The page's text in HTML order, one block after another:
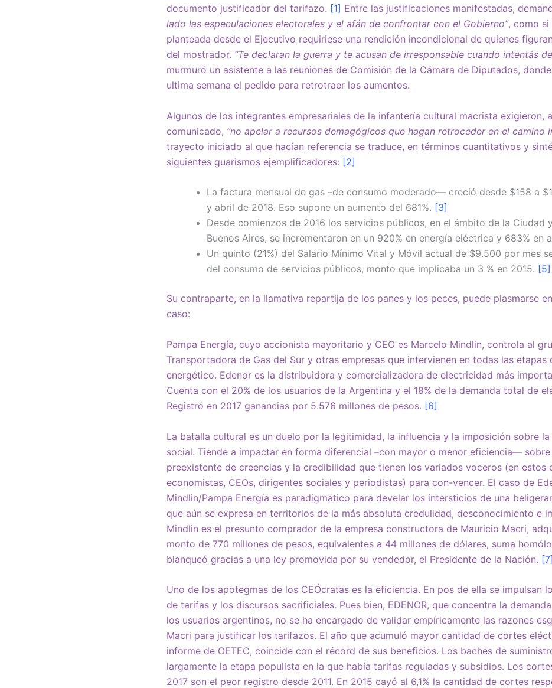
documento justificador del tarifazo. [1] Entre las justificaciones manifestadas,
lado las especulaciones electorales y el afán de confrontar con el Gobierno”, como si
planteada desde el Ejecutivo requiriese una rendición incondicional de quienes
del mostrador. “Te declaran la guerra y te acusan de irresponsable cuando intentás
murmuró un asistente a las reuniones de Comisión de la Cámara de Diputados,
ultima semana el pedido para retrotraer los aumentos.
Algunos de los integrantes empresariales de la infantería cultural macrista exigieron,
comunicado, “no apelar a recursos demagógicos que hagan retroceder en el camino
trayecto iniciado al que hacían referencia se traduce, en términos cuantitativos y
siguientes guarismos ejemplificadores: [2]
La factura mensual de gas –de consumo moderado— creció desde $158 a
y abril de 2018. Eso supone un aumento del 681%. [3]
Desde comienzos de 2016 los servicios públicos, en el ámbito de la Ciudad
Buenos Aires, se incrementaron en un 920% en energía eléctrica y 683% en
Un quinto (21%) del Salario Mínimo Vital y Móvil actual de $9.500 por mes
del consumo de servicios públicos, monto que implicaba un 3 % en 2015. [5]
Su contraparte, en la llamativa repartija de los panes y los peces, puede plasmarse
caso:
Pampa Energía, cuyo accionista mayoritario y CEO es Marcelo Mindlin, controla al
Transportadora de Gas del Sur y otras empresas que intervienen en todas las etapas
energético. Edenor es la distribuidora y comercializadora de electricidad más
Cuenta con el 20% de los usuarios de la Argentina y el 18% de la demanda total de
Registró en 2017 ganancias por 5.576 millones de pesos. [6]
La batalla cultural es un duelo por la legitimidad, la influencia y la imposición sobre
social. Tiende a impactar en forma diferencial –con mayor o menor eficiencia— sobre
preexistente de creencias y la credibilidad que tienen los variados voceros (en estos
economistas, CEOs, dirigentes sociales y periodistas) para con-vencer. El caso de
Mindlin/Pampa Energía es paradigmático para develar los intersticios de una
que aún se expresa en territorios de la más absoluta credulidad, desconocimiento e
Mindlin es el presunto comprador de la empresa constructora de Mauricio Macri,
monto de 770 millones de pesos, equivalentes a 44 millones de dólares, suma
blanqueó gracias a una ley promovida por su vendedor, el Presidente de la Nación. [7]
Uno de los apotegmas de los CEÓcratas es la eficiencia. En pos de ella se impulsan
de tarifas y los discursos sacrificiales. Pues bien, EDENOR, que concentra la
los usuarios argentinos, no se ha encargado de validar empíricamente las razones
Macri para justificar los tarifazos. El año que acumuló mayor cantidad de cortes
informe de OETEC, coincide con el récord de sus beneficios. Los baches de
largamente la etapa populista en la que había tarifas reguladas y subsidios. Los
2017 son el peor registro desde 2011. En 2015 cayó al 6,1% la cantidad de cortes